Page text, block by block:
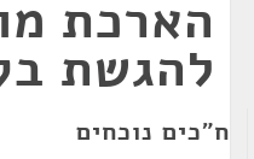
הארכת
להגשת
ח"כים נוכחים